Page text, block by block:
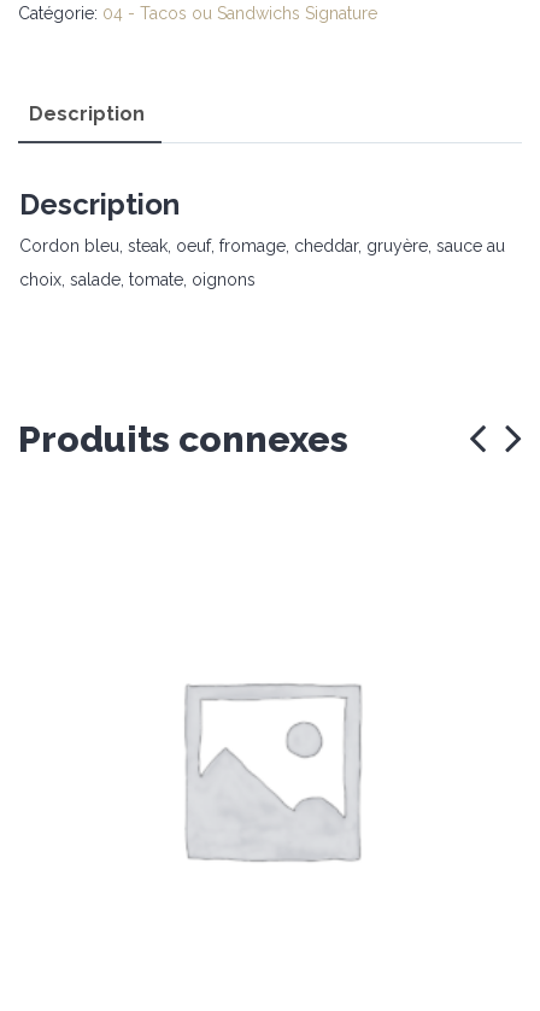
Catégorie: 04 - Tacos ou Sandwichs Signature
Description
Description
Cordon bleu, steak, oeuf, fromage, cheddar, gruyère, sauce au
choix, salade, tomate, oignons
Produits connexes